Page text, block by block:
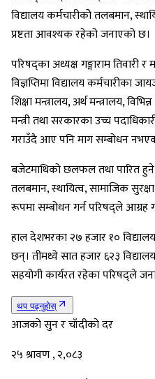
विद्यालय कर्मचारीकोे तलबमान,
प्रष्टता आवश्यक रहेको जनाएको छ।
परिषद्का अध्यक्ष गङ्गाराम तिवारी र
विज्ञप्तिमा विद्यालय कर्मचारीका
शिक्षा मन्त्रालय, अर्थ मन्त्रालय,
मन्त्री तथा सरकारका उच्च
गराउँदै आए पनि माग सम्बोधन
बजेटमाथिको छलफल तथा पारित हुने
तलबमान, स्थायित्व, सामाजिक
रूपमा सम्बोधन गर्न परिषद्ले आग्रह
हाल देशभरका २७ हजार १०
छन्। तीमध्ये सात हजार ६२३
सहयोगी कार्यरत रहेका परिषद्ले
थप पढ्नुहोस्
आजको सुन र चाँदीको दर
२५ श्रावण , २,०८३